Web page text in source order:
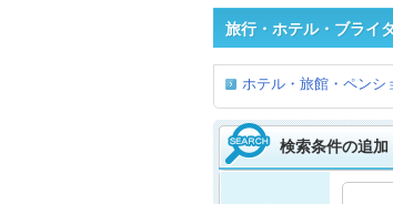
旅行・ホテル・ブライ
ホテル・旅館・ペンシ
検索条件の追加